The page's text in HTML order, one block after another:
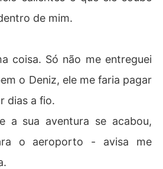
de mim.
coisa. Só não me entreguei
o Deniz, ele me faria pagar
dias a fio.
a sua aventura se acabou,
o aeroporto - avisa me